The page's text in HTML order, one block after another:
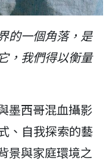
的一個角落，是
，我們得以衡量
墨西哥混血攝影
、自我探索的藝
景與家庭環境之